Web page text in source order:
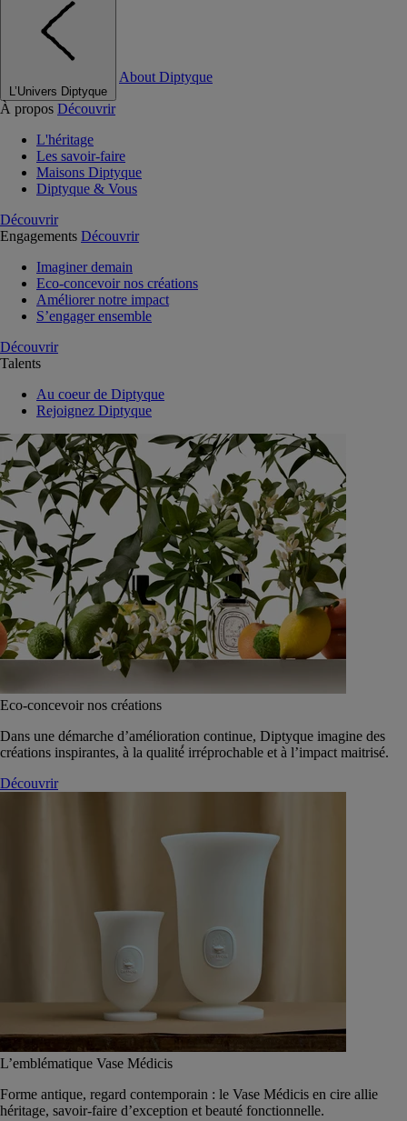
L’Univers Diptyque
About Diptyque
À propos Découvrir
L'héritage
Les savoir-faire
Maisons Diptyque
Diptyque & Vous
Découvrir
Engagements Découvrir
Imaginer demain
Eco-concevoir nos créations
Améliorer notre impact
S’engager ensemble
Découvrir
Talents
Au coeur de Diptyque
Rejoignez Diptyque
Eco-concevoir nos créations
Dans une démarche d’amélioration continue, Diptyque imagine des
créations inspirantes, à la qualité́ irréprochable et à l’impact maitrisé.
Découvrir
L’emblématique Vase Médicis
Forme antique, regard contemporain : le Vase Médicis en cire allie
héritage, savoir-faire d’exception et beauté fonctionnelle.